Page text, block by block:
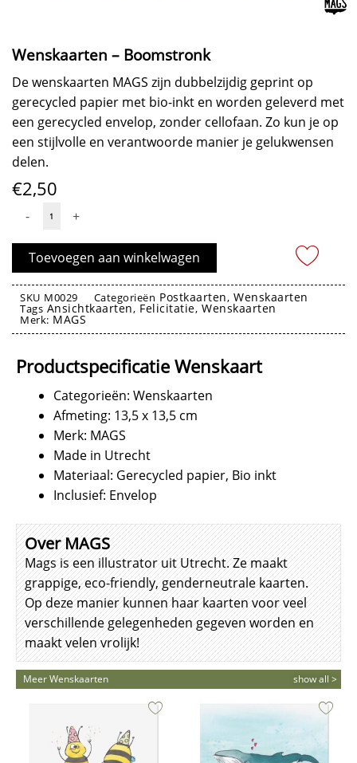
Wenskaarten – Boomstronk
De wenskaarten MAGS zijn dubbelzijdig geprint op
gerecycled papier met bio-inkt en worden geleverd met
een gerecycled envelop, zonder cellofaan. Zo kun je op
een stijlvolle en verantwoorde manier je gelukwensen
delen.
€2,50
-
Wenskaarten
Boomstronk
aantal
+
Toevoegen aan winkelwagen
SKU M0029 Categorieën Postkaarten,Wenskaarten
Tags Ansichtkaarten, Felicitatie,Wenskaarten
Merk: MAGS
Productspecificatie Wenskaart
Categorieën: Wenskaarten
Afmeting: 13,5 x 13,5 cm
Merk: MAGS
Made in Utrecht
Materiaal: Gerecycled papier, Bio inkt
Inclusief: Envelop
Over MAGS
Mags is een illustrator uit Utrecht. Ze maakt
grappige, eco-friendly, genderneutrale kaarten.
Op deze manier kunnen haar kaarten voor veel
verschillende gelegenheden gegeven worden en
maakt velen vrolijk!
Meer Wenskaarten show all >